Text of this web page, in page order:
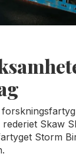
Skaw
Storm